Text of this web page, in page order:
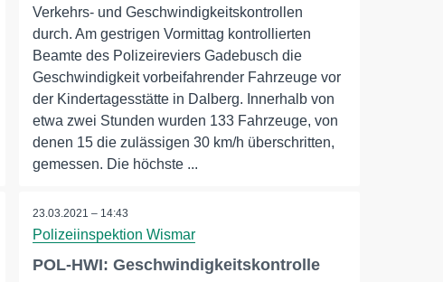
Verkehrs- und Geschwindigkeitskontrollen
durch. Am gestrigen Vormittag kontrollierten
Beamte des Polizeireviers Gadebusch die
Geschwindigkeit vorbeifahrender Fahrzeuge vor
der Kindertagesstätte in Dalberg. Innerhalb von
etwa zwei Stunden wurden 133 Fahrzeuge, von
denen 15 die zulässigen 30 km/h überschritten,
gemessen. Die höchste ...
23.03.2021 – 14:43
Polizeiinspektion Wismar
POL-HWI: Geschwindigkeitskontrolle